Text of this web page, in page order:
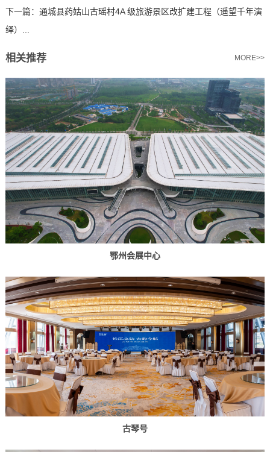
下一篇： 通城县药姑山古瑶村4A 级旅游景区改扩建工程（遥望千年演
绎）...
相关推荐 MORE>>
鄂州会展中心
古琴号